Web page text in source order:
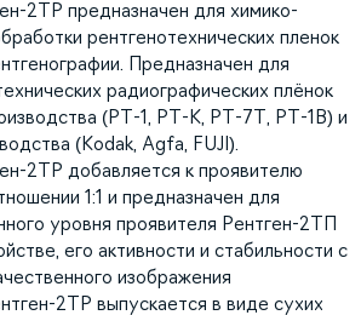
2ТР предназначен для химико-
рентгенотехнических пленок
Предназначен для
радиографических плёнок
(РТ-1, РТ-К, РТ-7Т, РТ-1В) и
(Kodak, Agfa, FUJI).
2ТР добавляется к проявителю
1:1 и предназначен для
уровня проявителя Рентген-2ТП
его активности и стабильности с
изображения
2ТР выпускается в виде сухих